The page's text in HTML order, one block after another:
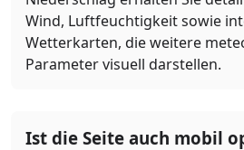
Wind, Luftfeuchtigkeit sowie
Wetterkarten, die weitere
Parameter visuell darstellen.
Ist die Seite auch mobil